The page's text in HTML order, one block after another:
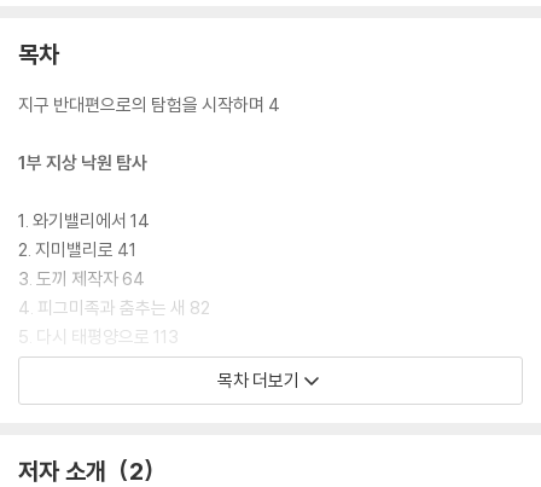
섬의 화물 숭배, 눌랑지의 암각화 등 원주민의 생활상과 문화까지 담아냈
주민에 대한 호기심과 경탄을 선사했던 방송 다큐가 책으로 탄생한 것이
퀘스트(Zoo Quest) 동물탐사 미션을 통해 점차 개발로 퇴색되어 가는
목차
지구 반대편으로의 탐험을 시작하며 4
1부 지상 낙원 탐사
1. 와기밸리에서 14
2. 지미밸리로 41
3. 도끼 제작자 64
4. 피그미족과 춤추는 새 82
5. 다시 태평양으로 113
6. 펜테코스트의 번지점프 126
목차 더보기
저자 소개 2